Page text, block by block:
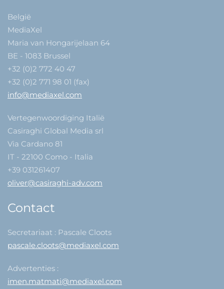
België
MediaXel
Maria van Hongarijelaan 64
BE - 1083 Brussel
+32 (0)2 772 40 47
+32 (0)2 771 98 01 (fax)
info@mediaxel.com
Vertegenwoordiging Italië
Casiraghi Global Media srl
Via Cardano 81
IT - 22100 Como - Italia
+39 031261407
oliver@casiraghi-adv.com
Contact
Secretariaat : Pascale Cloots
pascale.cloots@mediaxel.com
Advertenties :
imen.matmati@mediaxel.com